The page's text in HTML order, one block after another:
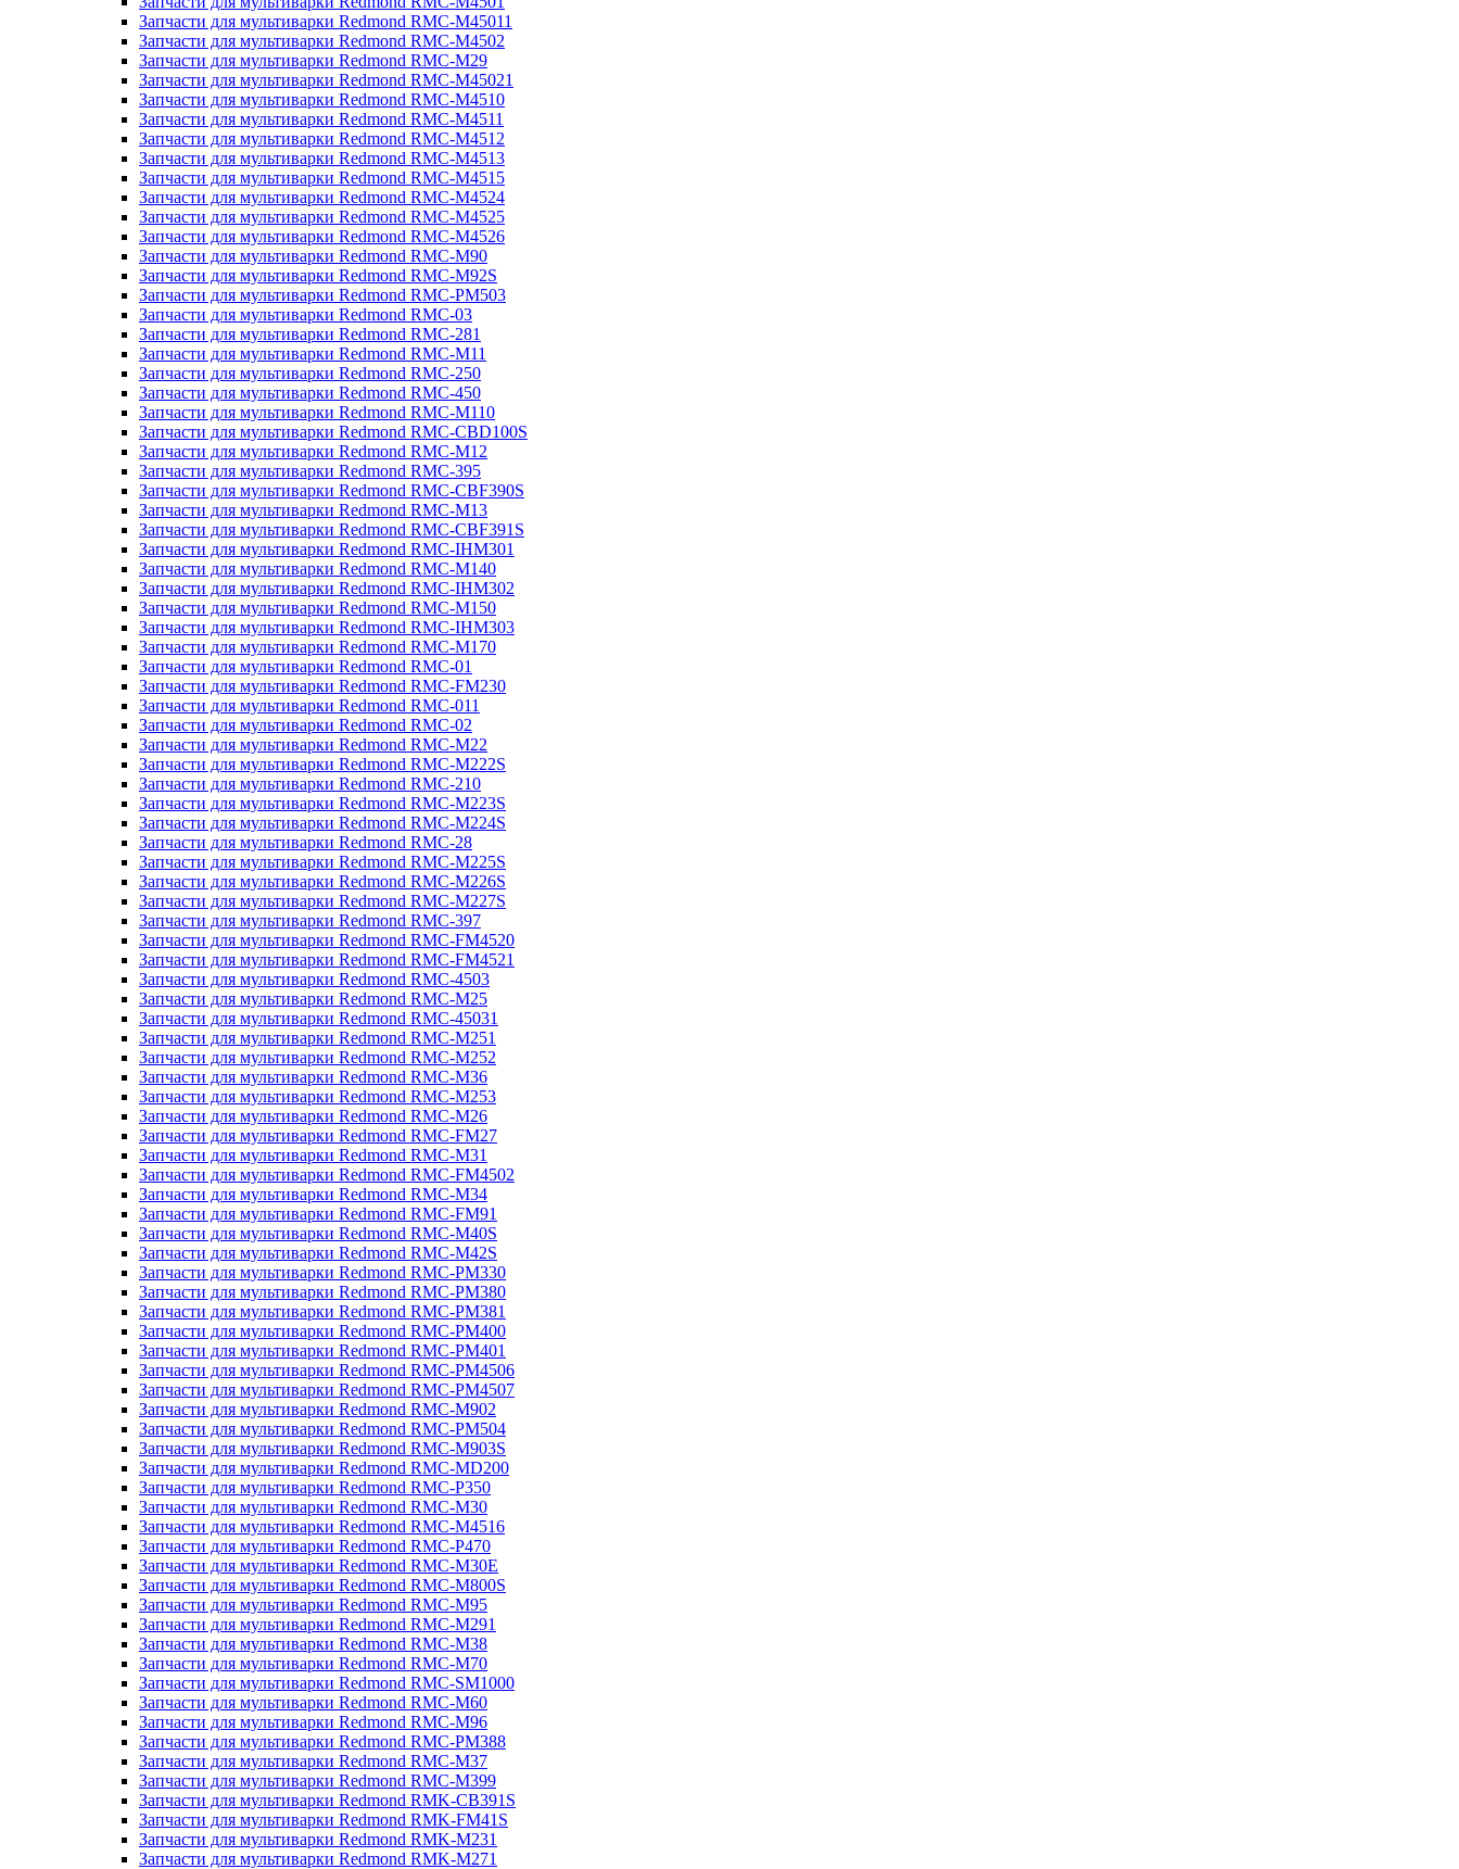
Запчасти для мультиварки Redmond RMC-M45011
Запчасти для мультиварки Redmond RMC-M4502
Запчасти для мультиварки Redmond RMC-M29
Запчасти для мультиварки Redmond RMC-M45021
Запчасти для мультиварки Redmond RMC-M4510
Запчасти для мультиварки Redmond RMC-M4511
Запчасти для мультиварки Redmond RMC-M4512
Запчасти для мультиварки Redmond RMC-M4513
Запчасти для мультиварки Redmond RMC-M4515
Запчасти для мультиварки Redmond RMC-M4524
Запчасти для мультиварки Redmond RMC-M4525
Запчасти для мультиварки Redmond RMC-M4526
Запчасти для мультиварки Redmond RMC-M90
Запчасти для мультиварки Redmond RMC-M92S
Запчасти для мультиварки Redmond RMC-PM503
Запчасти для мультиварки Redmond RMC-03
Запчасти для мультиварки Redmond RMC-281
Запчасти для мультиварки Redmond RMC-M11
Запчасти для мультиварки Redmond RMC-250
Запчасти для мультиварки Redmond RMC-450
Запчасти для мультиварки Redmond RMC-M110
Запчасти для мультиварки Redmond RMC-CBD100S
Запчасти для мультиварки Redmond RMC-M12
Запчасти для мультиварки Redmond RMC-395
Запчасти для мультиварки Redmond RMC-CBF390S
Запчасти для мультиварки Redmond RMC-M13
Запчасти для мультиварки Redmond RMC-CBF391S
Запчасти для мультиварки Redmond RMC-IHM301
Запчасти для мультиварки Redmond RMC-M140
Запчасти для мультиварки Redmond RMC-IHM302
Запчасти для мультиварки Redmond RMC-M150
Запчасти для мультиварки Redmond RMC-IHM303
Запчасти для мультиварки Redmond RMC-M170
Запчасти для мультиварки Redmond RMC-01
Запчасти для мультиварки Redmond RMC-FM230
Запчасти для мультиварки Redmond RMC-011
Запчасти для мультиварки Redmond RMC-02
Запчасти для мультиварки Redmond RMC-M22
Запчасти для мультиварки Redmond RMC-M222S
Запчасти для мультиварки Redmond RMC-210
Запчасти для мультиварки Redmond RMC-M223S
Запчасти для мультиварки Redmond RMC-M224S
Запчасти для мультиварки Redmond RMC-28
Запчасти для мультиварки Redmond RMC-M225S
Запчасти для мультиварки Redmond RMC-M226S
Запчасти для мультиварки Redmond RMC-M227S
Запчасти для мультиварки Redmond RMC-397
Запчасти для мультиварки Redmond RMC-FM4520
Запчасти для мультиварки Redmond RMC-FM4521
Запчасти для мультиварки Redmond RMC-4503
Запчасти для мультиварки Redmond RMC-M25
Запчасти для мультиварки Redmond RMC-45031
Запчасти для мультиварки Redmond RMC-M251
Запчасти для мультиварки Redmond RMC-M252
Запчасти для мультиварки Redmond RMC-M36
Запчасти для мультиварки Redmond RMC-M253
Запчасти для мультиварки Redmond RMC-M26
Запчасти для мультиварки Redmond RMC-FM27
Запчасти для мультиварки Redmond RMC-M31
Запчасти для мультиварки Redmond RMC-FM4502
Запчасти для мультиварки Redmond RMC-M34
Запчасти для мультиварки Redmond RMC-FM91
Запчасти для мультиварки Redmond RMC-M40S
Запчасти для мультиварки Redmond RMC-M42S
Запчасти для мультиварки Redmond RMC-PM330
Запчасти для мультиварки Redmond RMC-PM380
Запчасти для мультиварки Redmond RMC-PM381
Запчасти для мультиварки Redmond RMC-PM400
Запчасти для мультиварки Redmond RMC-PM401
Запчасти для мультиварки Redmond RMC-PM4506
Запчасти для мультиварки Redmond RMC-PM4507
Запчасти для мультиварки Redmond RMC-M902
Запчасти для мультиварки Redmond RMC-PM504
Запчасти для мультиварки Redmond RMC-M903S
Запчасти для мультиварки Redmond RMC-MD200
Запчасти для мультиварки Redmond RMC-P350
Запчасти для мультиварки Redmond RMC-M30
Запчасти для мультиварки Redmond RMC-M4516
Запчасти для мультиварки Redmond RMC-P470
Запчасти для мультиварки Redmond RMC-M30E
Запчасти для мультиварки Redmond RMC-M800S
Запчасти для мультиварки Redmond RMC-M95
Запчасти для мультиварки Redmond RMC-M291
Запчасти для мультиварки Redmond RMC-M38
Запчасти для мультиварки Redmond RMC-M70
Запчасти для мультиварки Redmond RMC-SM1000
Запчасти для мультиварки Redmond RMC-M60
Запчасти для мультиварки Redmond RMC-M96
Запчасти для мультиварки Redmond RMC-PM388
Запчасти для мультиварки Redmond RMC-M37
Запчасти для мультиварки Redmond RMC-M399
Запчасти для мультиварки Redmond RMK-CB391S
Запчасти для мультиварки Redmond RMK-FM41S
Запчасти для мультиварки Redmond RMK-M231
Запчасти для мультиварки Redmond RMK-M271